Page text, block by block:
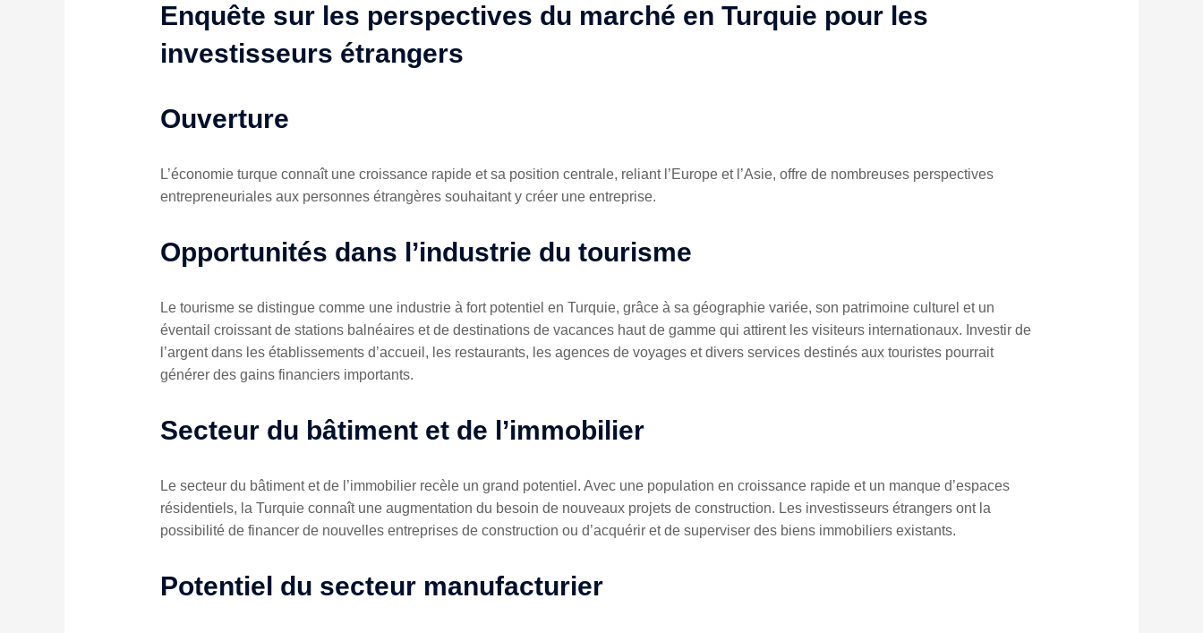
Enquête sur les perspectives du marché en Turquie pour les
investisseurs étrangers
Ouverture
L’économie turque connaît une croissance rapide et sa position centrale, reliant l’Europe et l’Asie, offre de nombreuses perspectives
entrepreneuriales aux personnes étrangères souhaitant y créer une entreprise.
Opportunités dans l’industrie du tourisme
Le tourisme se distingue comme une industrie à fort potentiel en Turquie, grâce à sa géographie variée, son patrimoine culturel et un
éventail croissant de stations balnéaires et de destinations de vacances haut de gamme qui attirent les visiteurs internationaux. Investir de
l’argent dans les établissements d’accueil, les restaurants, les agences de voyages et divers services destinés aux touristes pourrait
générer des gains financiers importants.
Secteur du bâtiment et de l’immobilier
Le secteur du bâtiment et de l’immobilier recèle un grand potentiel. Avec une population en croissance rapide et un manque d’espaces
résidentiels, la Turquie connaît une augmentation du besoin de nouveaux projets de construction. Les investisseurs étrangers ont la
possibilité de financer de nouvelles entreprises de construction ou d’acquérir et de superviser des biens immobiliers existants.
Potentiel du secteur manufacturier